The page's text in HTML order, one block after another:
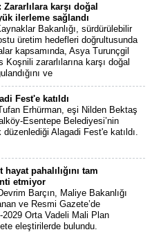
Zararlılara karşı doğal
ilerleme sağlandı
Bakanlığı, sürdürülebilir
üretim hedefleri doğrultusunda
kapsamında, Asya Turunçgil
zararlılarına karşı doğal
ve
Fest'e katıldı
Erhürman, eşi Nilden Bektaş
Esentepe Belediyesi’nin
Alagadi Fest'e katıldı.
hayat pahalılığını tam
etmiyor
Barçın, Maliye Bakanlığı
ve Resmi Gazete’de
2029 Orta Vadeli Mali Plan
eleştirilerde bulundu.